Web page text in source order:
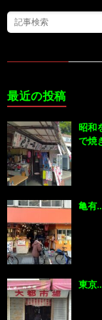
最近の投稿
昭和
で焼
亀有
東京